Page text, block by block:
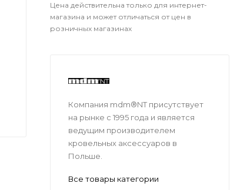
Цена действительна только для интернет-
магазина и может отличаться от цен в
розничных магазинах
Компания mdm®NT присутствует
на рынке с 1995 года и является
ведущим производителем
кровельных аксессуаров в
Польше.
Все товары категории